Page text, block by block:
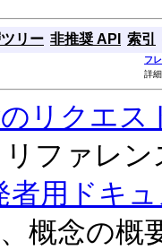
リー 非推奨 API 索引
フ
詳
リクエス
ファレ
者用ドキ
概念の概